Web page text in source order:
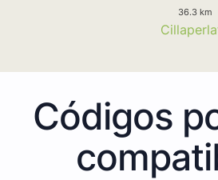
36.3 km
Códigos